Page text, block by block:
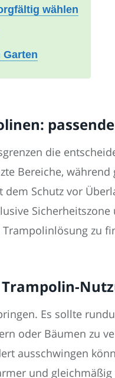
wählen
die
Bereiche,
Schutz vor
zu
Es sollte
oder Bäumen zu
ausschwingen
und